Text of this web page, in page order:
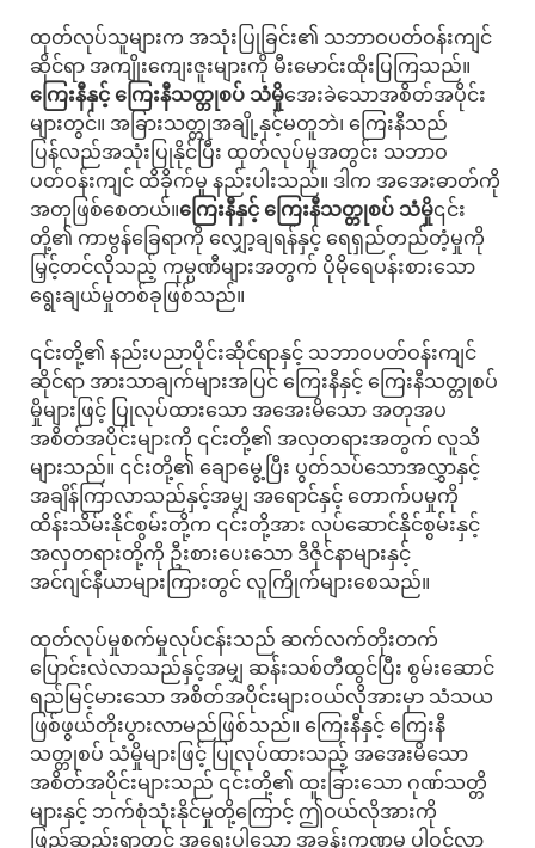
ထုတ်လုပ်သူများက အသုံးပြုခြင်း၏ သဘာဝပတ်ဝန်းကျင်
ဆိုင်ရာ အကျိုးကျေးဇူးများကို မီးမောင်းထိုးပြကြသည်။
ကြေးနီနှင့် ကြေးနီသတ္တုစပ် သံမှိုအေးခဲသောအစိတ်အပိုင်း
များတွင်။ အခြားသတ္တုအချို့နှင့်မတူဘဲ၊ ကြေးနီသည်
ပြန်လည်အသုံးပြုနိုင်ပြီး ထုတ်လုပ်မှုအတွင်း သဘာဝ
ပတ်ဝန်းကျင် ထိခိုက်မှု နည်းပါးသည်။ ဒါက အအေးဓာတ်ကို
အတုဖြစ်စေတယ်။ကြေးနီနှင့် ကြေးနီသတ္တုစပ် သံမှို၎င်း
တို့၏ ကာဗွန်ခြေရာကို လျှော့ချရန်နှင့် ရေရှည်တည်တံ့မှုကို
မြှင့်တင်လိုသည့် ကုမ္ပဏီများအတွက် ပိုမိုရေပန်းစားသော
ရွေးချယ်မှုတစ်ခုဖြစ်သည်။
၎င်းတို့၏ နည်းပညာပိုင်းဆိုင်ရာနှင့် သဘာဝပတ်ဝန်းကျင်
ဆိုင်ရာ အားသာချက်များအပြင် ကြေးနီနှင့် ကြေးနီသတ္တုစပ်
မှိုများဖြင့် ပြုလုပ်ထားသော အအေးမိသော အတုအပ
အစိတ်အပိုင်းများကို ၎င်းတို့၏ အလှတရားအတွက် လူသိ
များသည်။ ၎င်းတို့၏ ချောမွေ့ပြီး ပွတ်သပ်သောအလွှာနှင့်
အချိန်ကြာလာသည်နှင့်အမျှ အရောင်နှင့် တောက်ပမှုကို
ထိန်းသိမ်းနိုင်စွမ်းတို့က ၎င်းတို့အား လုပ်ဆောင်နိုင်စွမ်းနှင့်
အလှတရားတို့ကို ဦးစားပေးသော ဒီဇိုင်နာများနှင့်
အင်ဂျင်နီယာများကြားတွင် လူကြိုက်များစေသည်။
ထုတ်လုပ်မှုစက်မှုလုပ်ငန်းသည် ဆက်လက်တိုးတက်
ပြောင်းလဲလာသည်နှင့်အမျှ ဆန်းသစ်တီထွင်ပြီး စွမ်းဆောင်
ရည်မြင့်မားသော အစိတ်အပိုင်းများဝယ်လိုအားမှာ သံသယ
ဖြစ်ဖွယ်တိုးပွားလာမည်ဖြစ်သည်။ ကြေးနီနှင့် ကြေးနီ
သတ္တုစပ် သံမှိုများဖြင့် ပြုလုပ်ထားသည့် အအေးမိသော
အစိတ်အပိုင်းများသည် ၎င်းတို့၏ ထူးခြားသော ဂုဏ်သတ္တိ
များနှင့် ဘက်စုံသုံးနိုင်မှုတို့ကြောင့် ဤဝယ်လိုအားကို
ဖြည့်ဆည်းရာတွင် အရေးပါသော အခန်းကဏ္ဍမှ ပါဝင်လာ